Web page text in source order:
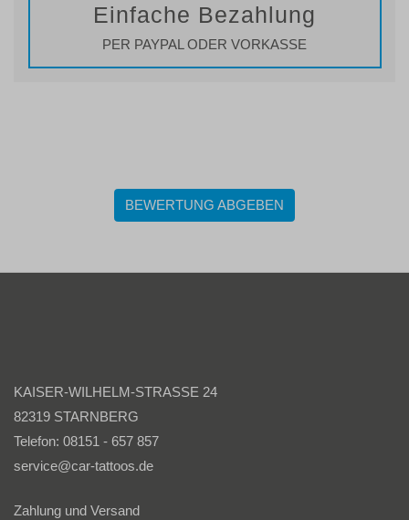
Einfache Bezahlung
PER PAYPAL ODER VORKASSE
BEWERTUNG ABGEBEN
KAISER-WILHELM-STRASSE 24
82319 STARNBERG
Telefon: 08151 - 657 857
service@car-tattoos.de
Zahlung und Versand